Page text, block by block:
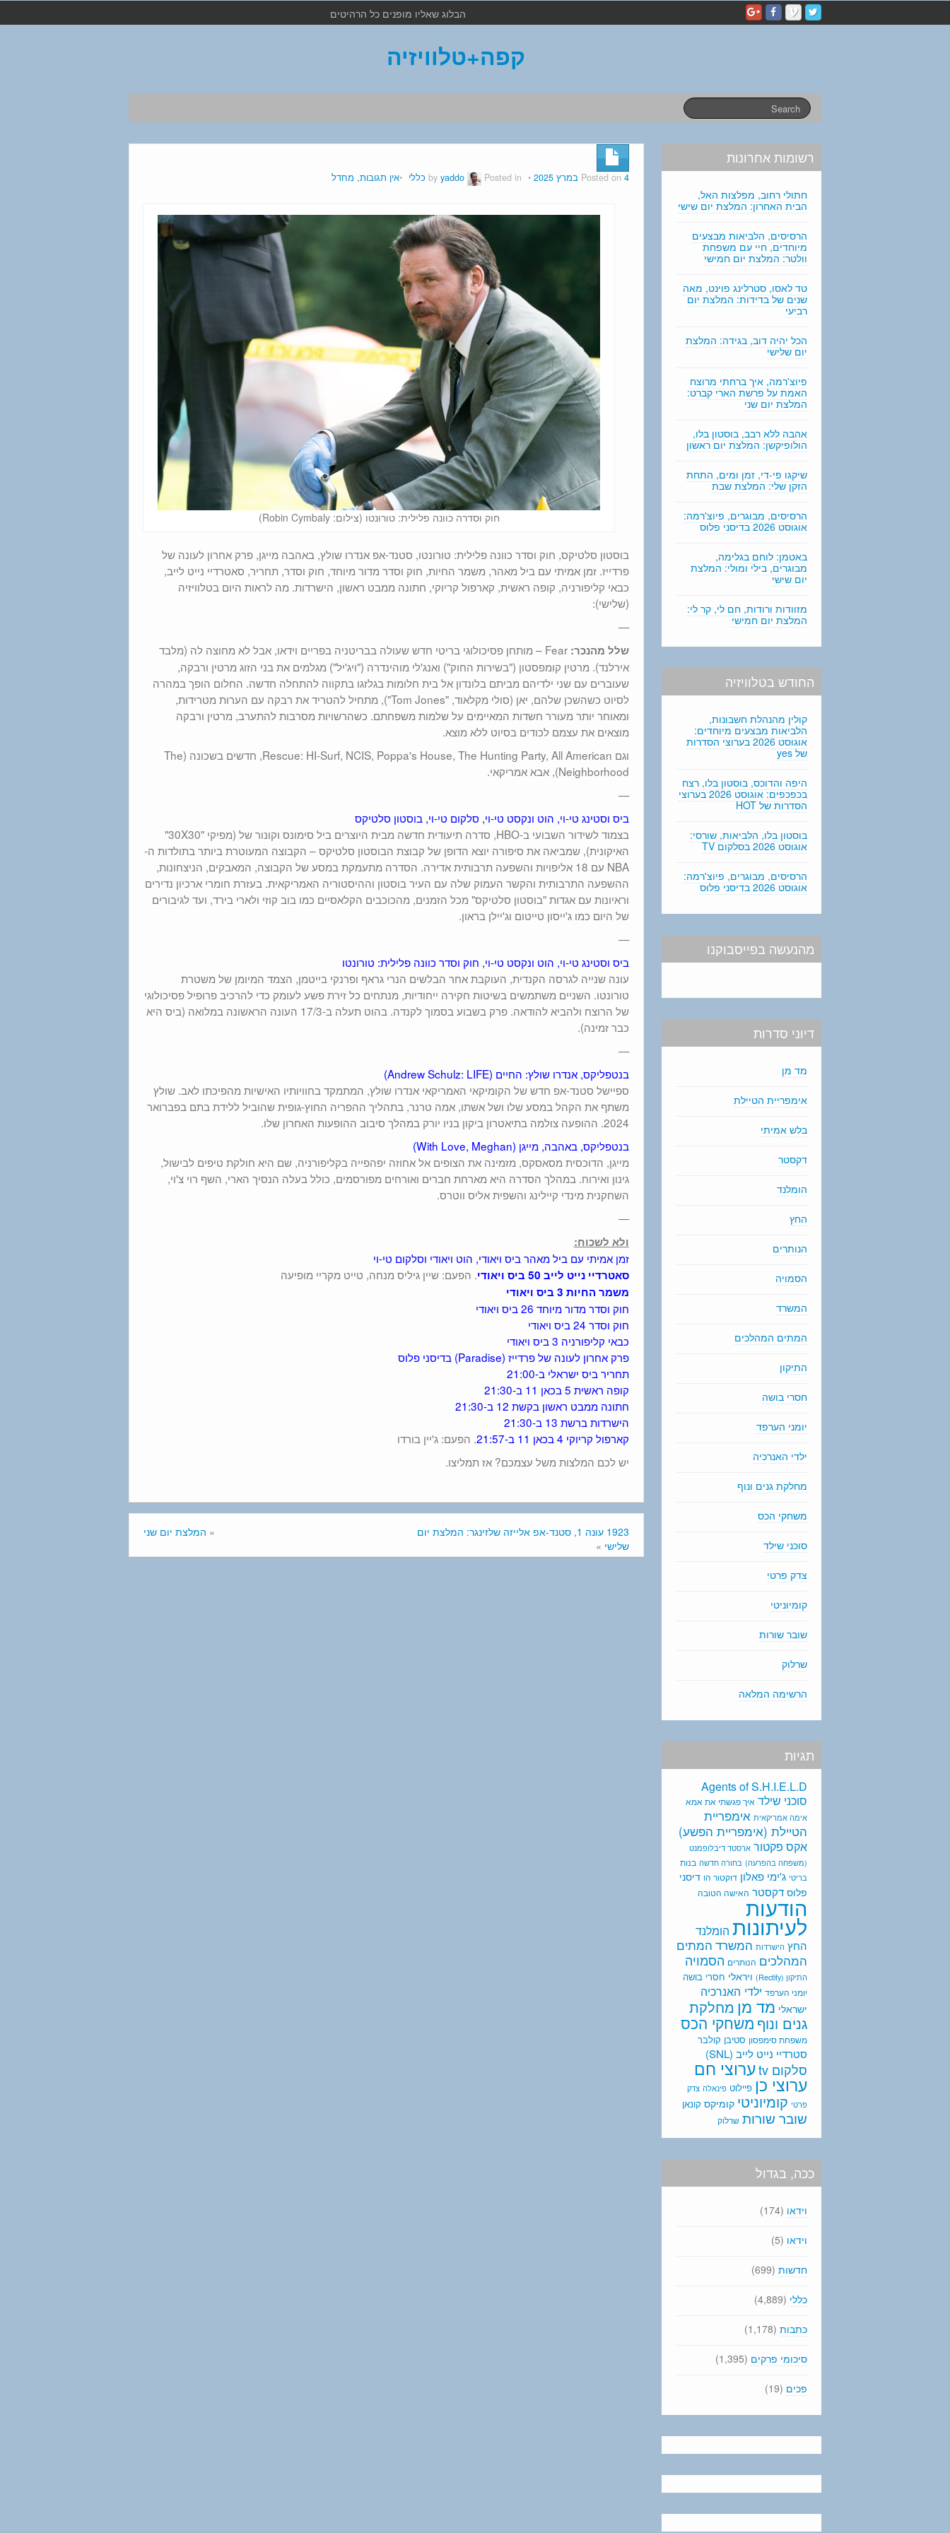
e
הבלוג שאליו מופנים כל הרהיטים
קפה+טלוויזיה
Posted on 4 במרץ 2025 yaddo Posted in כללי אין תגובות, מחדל
חוק וסדרה כוונה פלילית: טורונטו (צילום: Robin Cymbaly)
בוסטון סלטיקס, חוק וסדר כוונה פלילית: טורונטו, סטנד-אפ אנדרו שולץ, באהבה מייגן, פרק אחרון לעונה של
פרדייז. זמן אמיתי עם ביל מאהר, משמר החיות, חוק וסדר מדור מיוחד, חוק וסדר, תחריר, סאטרדיי נייט לייב,
כבאי קליפורניה, קופה ראשית, קארפול קריוקי, חתונה ממבט ראשון, הישרדות. מה לראות היום בטלוויזיה
(שלישי):
—
שלל מהנכר:
Fear – מותחן פסיכולוגי בריטי חדש שעולה בבריטניה בפריים וידאו, אבל לא מחוצה לה (מלבד
אירלנד). מרטין קומפסטון ("בשירות החוק") ואנג'לי מוהינדרה ("ויג'יל") מגלמים את בני הזוג מרטין ורבקה,
שעוברים עם שני ילדיהם מביתם בלונדון אל בית חלומות בגלזגו בתקווה להתחלה חדשה. החלום הופך במהרה
לסיוט כשהשכן שלהם, יאן (סולי מקלאוד, "Tom Jones"), מתחיל להטריד את רבקה עם הערות מטרידות,
ומאוחר יותר מעורר חשדות המאיימים על שלמות משפחתם. כשהרשויות מסרבות להתערב, מרטין ורבקה
מוצאים את עצמם לכודים בסיוט ללא מוצא.
וגם Rescue: HI-Surf, NCIS, Poppa's House, The Hunting Party, All American, חדשים בשכונה (The
Neighborhood), אבא אמריקאי.
—
ביס וסטינג טי-וי, הוט ונקסט טי-וי, סלקום טי-וי, בוסטון סלטיקס
בצמוד לשידור השבועי ב-HBO, סדרה תיעודית חדשה מבית היוצרים ביל סימונס וקונור של (מפיקי "30X30"
האיקונית), שמביאה את סיפורה יוצא הדופן של קבוצת הבוסטון סלטיקס – הקבוצה המעוטרת ביותר בתולדות ה-
NBA עם 18 אליפויות והשפעה תרבותית אדירה. הסדרה מתעמקת במסע של הקבוצה, המאבקים, הניצחונות,
ההשפעה התרבותית והקשר העמוק שלה עם העיר בוסטון וההיסטוריה האמריקאית. בעזרת חומרי ארכיון נדירים
וראיונות עם אגדות "בוסטון סלטיקס" מכל הזמנים, מהכוכבים הקלאסיים כמו בוב קוזי ולארי בירד, ועד לגיבורים
של היום כמו ג'ייסון טייטום וג'יילן בראון.
—
ביס וסטינג טי-וי, הוט ונקסט טי-וי, חוק וסדר כוונה פלילית: טורונטו
עונה שנייה לגרסה הקנדית, העוקבת אחר הבלשים הנרי גראף ופרנקי בייטמן, הצמד המיומן של משטרת
טורונטו. השניים משתמשים בשיטות חקירה ייחודיות, מנתחים כל זירת פשע לעומק כדי להרכיב פרופיל פסיכולוגי
של הרוצח ולהביא להודאה. פרק בשבוע בסמוך לקנדה. בהוט תעלה ב-17/3 העונה הראשונה במלואה (ביס היא
כבר זמינה).
—
בנטפליקס, אנדרו שולץ: החיים (Andrew Schulz: LIFE)
ספיישל סטנד-אפ חדש של הקומיקאי האמריקאי אנדרו שולץ, המתמקד בחוויותיו האישיות מהפיכתו לאב. שולץ
משתף את הקהל במסע שלו ושל אשתו, אמה טרנר, בתהליך ההפריה החוץ-גופית שהוביל ללידת בתם בפברואר
2024. ההופעה צולמה בתיאטרון ביקון בניו יורק במהלך סיבוב ההופעות האחרון שלו.
בנטפליקס, באהבה, מייגן (With Love, Meghan)
מייגן, הדוכסית מסאסקס, מזמינה את הצופים אל אחוזה יפהפייה בקליפורניה, שם היא חולקת טיפים לבישול,
גינון ואירוח. במהלך הסדרה היא מארחת חברים ואורחים מפורסמים, כולל בעלה הנסיך הארי, השף רוי צ'וי,
השחקנית מינדי קיילינג והשפית אליס ווטרס.
—
ולא לשכוח:
זמן אמיתי עם ביל מאהר ביס ויאודי, הוט ויאודי וסלקום טי-וי
סאטרדיי נייט לייב 50 ביס ויאודי
. הפעם: שיין גיליס מנחה, טייט מקריי מופיעה
משמר החיות 3 ביס ויאודי
חוק וסדר מדור מיוחד 26 ביס ויאודי
חוק וסדר 24 ביס ויאודי
כבאי קליפורניה 3 ביס ויאודי
פרק אחרון לעונה של פרדייז (Paradise) בדיסני פלוס
תחריר ביס ישראלי ב-21:00
קופה ראשית 5 בכאן 11 ב-21:30
חתונה ממבט ראשון בקשת 12 ב-21:30
הישרדות ברשת 13 ב-21:30
קארפול קריוקי 4 בכאן 11 ב-21:57
. הפעם: ג'יין בורדו
יש לכם המלצות משל עצמכם? אז תמליצו.
« המלצת יום שני
1923 עונה 1, סטנד-אפ אלייזה שלזינגר: המלצת יום
שלישי »
רשומות אחרונות
חתולי רחוב, מפלצות האל,
הבית האחרון: המלצת יום שישי
הרסיסים, הלביאות מבצעים
מיוחדים, חיי עם משפחת
וולטר: המלצת יום חמישי
טד לאסו, סטרלינג פוינט, מאה
שנים של בדידות: המלצת יום
רביעי
הכל יהיה דוב, בגידה: המלצת
יום שלישי
פיוצ'רמה, איך ברחתי מרוצח
האמת על פרשת הארי קברט:
המלצת יום שני
אהבה ללא רבב, בוסטון בלו,
הולופיקשן: המלצת יום ראשון
שיקגו פי-די, זמן ומים, התחת
הזקן שלי: המלצת שבת
הרסיסים, מבוגרים, פיוצ'רמה:
אוגוסט 2026 בדיסני פלוס
באטמן: לוחם בגלימה,
מבוגרים, בילי ומולי: המלצת
יום שישי
מזוודות ורודות, חם לי, קר לי:
המלצת יום חמישי
החודש בטלוויזיה
קולין מהנהלת חשבונות,
הלביאות מבצעים מיוחדים:
אוגוסט 2026 בערוצי הסדרות
של yes
היפה והדוכס, בוסטון בלו, רצח
בכפכפים: אוגוסט 2026 בערוצי
הסדרות של HOT
בוסטון בלו, הלביאות, שורסי:
אוגוסט 2026 בסלקום TV
הרסיסים, מבוגרים, פיוצ'רמה:
אוגוסט 2026 בדיסני פלוס
מהנעשה בפייסבוקנו
דיוני סדרות
מד מן
אימפריית הטיילת
בלש אמיתי
דקסטר
הומלנד
החץ
הנותרים
הסמויה
המשרד
המתים המהלכים
התיקון
חסרי בושה
יומני הערפד
ילדי האנרכיה
מחלקת גנים ונוף
משחקי הכס
סוכני שילד
צדק פרטי
קומיוניטי
שובר שורות
שרלוק
הרשימה המלאה
תגיות
Agents of S.H.I.E.L.D
סוכני שילד איך פגשתי את אמא
אימה אמריקאית אימפריית
הטיילת (אימפריית הפשע)
אקס פקטור ארסטד דיבלופמנט
(משפחה בהפרעה) בחורה חדשה בנות
בריטי ג'ימי פאלון דוקטור הו דיסני
פלוס דקסטר האישה הטובההודעות
לעיתונות הומלנד
החץ הישרדות המשרד המתים
המהלכים הנותרים הסמויה
התיקון (Rectify) ויראלי חסרי בושה
יומני הערפד ילדי האנרכיה
ישראלי מד מן מחלקת
גנים ונוף משחקי הכס
משפחת סימפסון סטיבן קולבר
סטרדיי נייט לייב (SNL)
סלקום tv ערוצי חם
ערוצי כן פיילוט פינאלה צדק
פרטי קומיוניטי קומיקס קונאן
שובר שורות שרלוק
ככה, בגדול
וידאו (174)
וידאו (5)
חדשות (699)
כללי (4,889)
כתבות (1,178)
סיכומי פרקים (1,395)
פכים (19)